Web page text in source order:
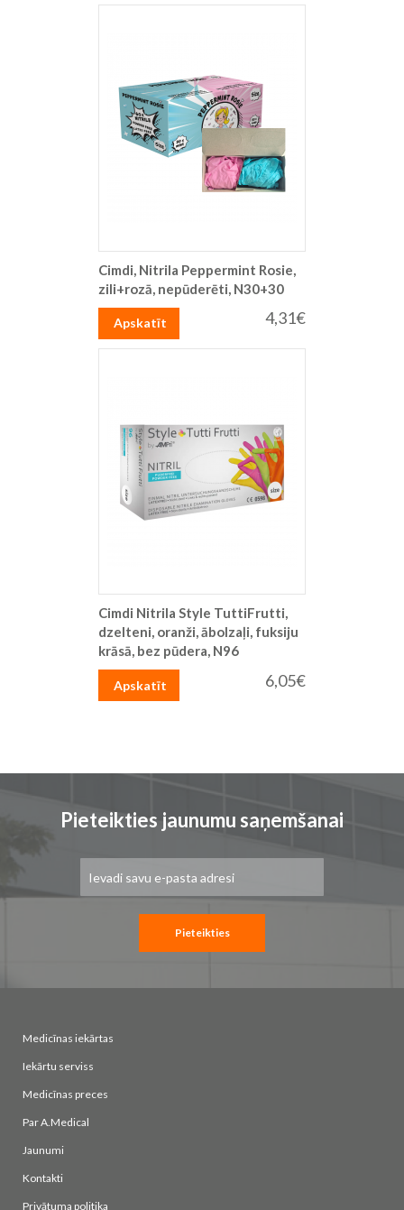
Cimdi, Nitrila Peppermint Rosie,
zili+rozā, nepūderēti, N30+30
4,31€
Apskatīt
Cimdi Nitrila Style TuttiFrutti,
dzelteni, oranži, ābolzaļi, fuksiju
krāsā, bez pūdera, N96
6,05€
Apskatīt
Pieteikties jaunumu saņemšanai
saņemšanai:
Pieteikties
Medicīnas iekārtas
Iekārtu serviss
Medicīnas preces
Par A.Medical
Jaunumi
Kontakti
Privātuma politika